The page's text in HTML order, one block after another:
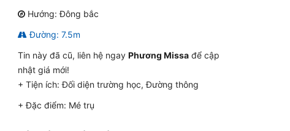
Hướng: Đông bắc
Đường: 7.5m
Tin này đã cũ, liên hệ ngayPhương Missa để cập
nhật giá mới!
+ Tiện ích:Đối diện trường học, Đường thông
+ Đặc điểm: Mé trụ